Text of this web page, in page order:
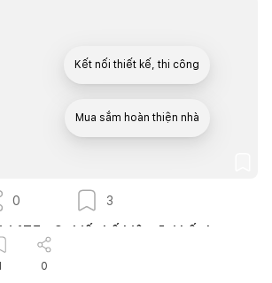
0 3
175m2 thiết kế hiện đại kết hợp
Art đầy cảm xúc
0
Kết nối thiết kế, thi công
Mua sắm hoàn thiện nhà